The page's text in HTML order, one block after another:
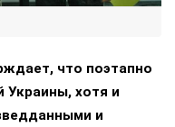
что поэтапно
хотя и
и